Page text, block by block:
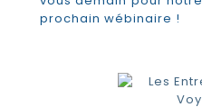
prochain wébinaire !